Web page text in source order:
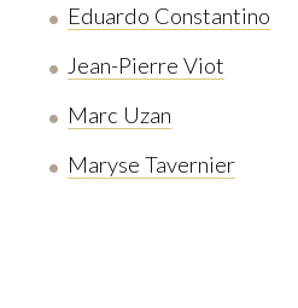
Eduardo Constantino
Jean-Pierre Viot
Marc Uzan
Maryse Tavernier